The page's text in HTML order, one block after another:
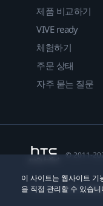
이 사이트는 웹사이트
을 직접 관리할 수 있습
제품 비교하기
VIVE ready
체험하기
주문 상태
자주 묻는 질문
© 2011-
개인정보 연락처: